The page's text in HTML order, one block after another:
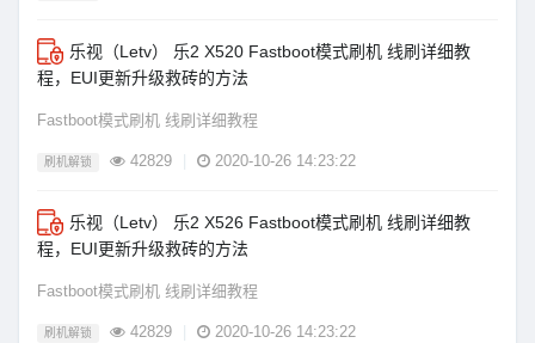
乐视（Letv） 乐2 X520 Fastboot模式刷机 线刷详细教
程，EUI更新升级救砖的方法
Fastboot模式刷机 线刷详细教程
刷机解锁 42829 2020-10-26 14:23:22
乐视（Letv） 乐2 X526 Fastboot模式刷机 线刷详细教
程，EUI更新升级救砖的方法
Fastboot模式刷机 线刷详细教程
刷机解锁 42829 2020-10-26 14:23:22